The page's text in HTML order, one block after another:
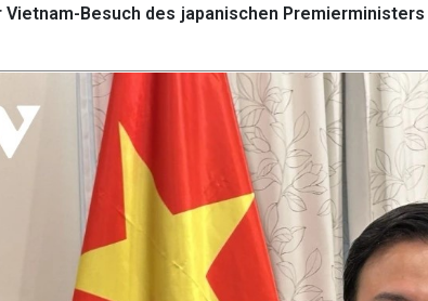
Vietnam-Besuch des japanischen